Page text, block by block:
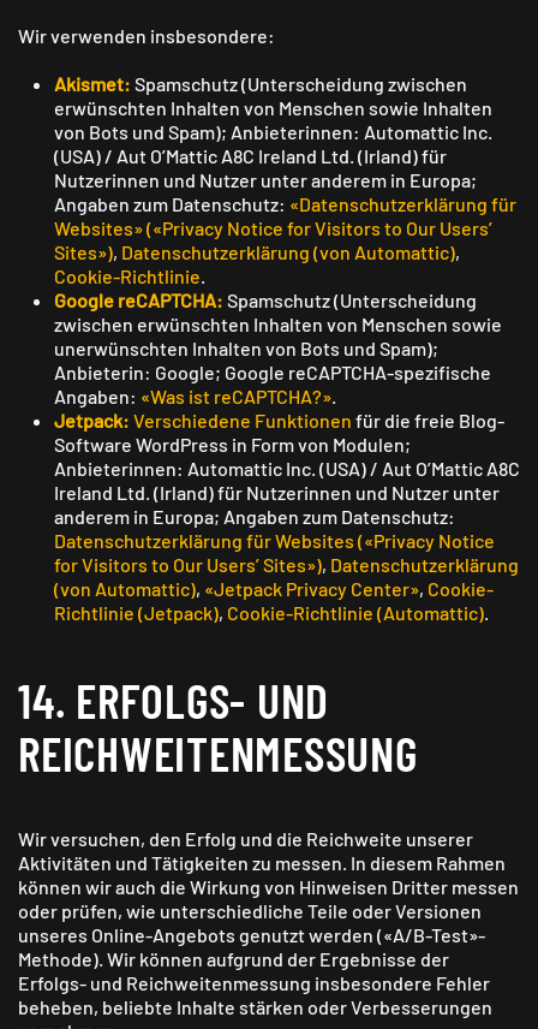
Wir verwenden insbesondere:
Akismet: Spamschutz (Unterscheidung zwischen
erwünschten Inhalten von Menschen sowie Inhalten
von Bots und Spam); Anbieterinnen: Automattic Inc.
(USA) / Aut O’Mattic A8C Ireland Ltd. (Irland) für
Nutzerinnen und Nutzer unter anderem in Europa;
Angaben zum Datenschutz: «Datenschutzerklärung für
Websites» («Privacy Notice for Visitors to Our Users’
Sites»), Datenschutzerklärung (von Automattic),
Cookie-Richtlinie
Google reCAPTCHA: Spamschutz (Unterscheidung
zwischen erwünschten Inhalten von Menschen sowie
unerwünschten Inhalten von Bots und Spam);
Anbieterin: Google; Google reCAPTCHA-spezifische
Angaben: «Was ist reCAPTCHA?»
Jetpack: Verschiedene Funktionen für die freie Blog-
Software WordPress in Form von Modulen;
Anbieterinnen: Automattic Inc. (USA) / Aut O’Mattic A8C
Ireland Ltd. (Irland) für Nutzerinnen und Nutzer unter
anderem in Europa; Angaben zum Datenschutz:
Datenschutzerklärung für Websites («Privacy Notice
for Visitors to Our Users’ Sites»), Datenschutzerklärung
(von Automattic), «Jetpack Privacy Center», Cookie-
Richtlinie (Jetpack), Cookie-Richtlinie (Automattic)
14. ERFOLGS- UND
REICHWEITEN­MESSUNG
Wir versuchen, den Erfolg und die Reich­weite unserer
Aktivitäten und Tätig­keiten zu messen. In diesem Rahmen
können wir auch die Wirkung von Hinweisen Dritter messen
oder prüfen, wie unter­schiedliche Teile oder Versionen
unseres Online-Angebots genutzt werden («A/B-Test»-
Methode). Wir können aufgrund der Ergebnisse der
Erfolgs- und Reichweiten­messung insbesondere Fehler
beheben, beliebte Inhalte stärken oder Verbesserungen